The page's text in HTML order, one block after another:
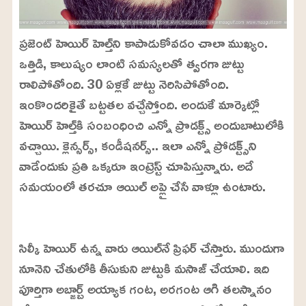
ప్రజెంట్ హెయిర్ హెల్త్‌ని కాపాడుకోవడం చాలా ముఖ్యం.
ఒత్తిడి, కాలుష్యం లాంటి సమస్యలతో త్వరగా జుట్టు
రాలిపోతోంది. 30 ఏళ్లకే జుట్టు నెరిసిపోతోంది.
ఇంకొందరికైతే బట్టతల వచ్చేస్తోంది. అందుకే మార్కెట్లో
హెయిర్ హెల్త్‌కి సంబంధించి ఎన్నో ప్రొడక్ట్స్ అందుబాటులోకి
వచ్చాయి. క్లెన్సర్స్, కండీషనర్స్.. ఇలా ఎన్నో ప్రోడక్ట్స్‌ని
వాడేందుకు ప్రతి ఒక్కరూ ఇంట్రెస్ట్ చూపిస్తున్నారు. అదే
సమయంలో తరచూ ఆయిల్ అప్లై చేసే వాళ్లూ ఉంటారు.
U
n
u
t
e
a
d
e
d
2
4
సిల్కీ హెయిర్ ఉన్న వారు ఆయిల్‌నే ప్రిఫర్ చేస్తారు. ముందుగా
నూనెని చేతులోకి తీసుకుని జుట్టుకి మసాజ్ చేయాలి. ఇది
పూర్తిగా అబ్జార్బ్ అయ్యాక గంట, అరగంట ఆగి తలస్నానం